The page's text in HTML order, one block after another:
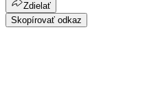
Zdielať
Skopírovať odkaz